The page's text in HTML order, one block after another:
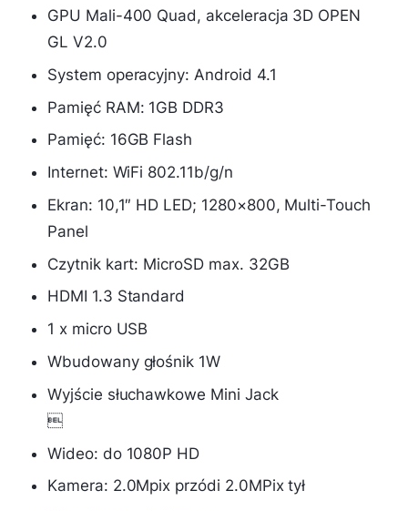
GPU Mali-400 Quad, akceleracja 3D OPEN
GL V2.0
System operacyjny: Android 4.1
Pamięć RAM: 1GB DDR3
Pamięć: 16GB Flash
Internet: WiFi 802.11b/g/n
Ekran: 10,1″ HD LED; 1280×800, Multi-Touch
Panel
Czytnik kart: MicroSD max. 32GB
HDMI 1.3 Standard
1 x micro USB
Wbudowany głośnik 1W
Wyjście słuchawkowe Mini Jack

Wideo: do 1080P HD
Kamera: 2.0Mpix przódi 2.0MPix tył